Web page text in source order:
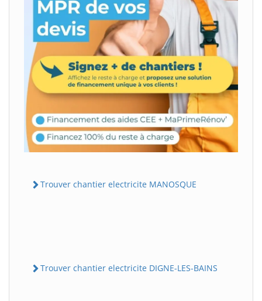
Trouver chantier electricite MANOSQUE
Trouver chantier electricite DIGNE-LES-BAINS